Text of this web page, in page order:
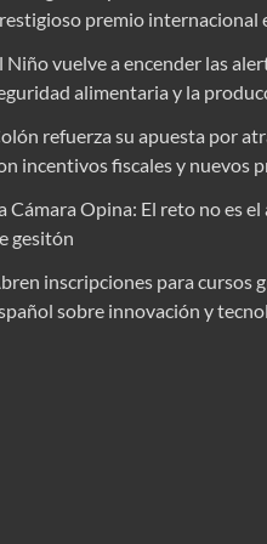
premio internacional
Niño vuelve a encender las
alimentaria y la
refuerza su apuesta por
incentivos fiscales y nuevos
Cámara Opina: El reto no es el
gesitón
inscripciones para cursos
sobre innovación y